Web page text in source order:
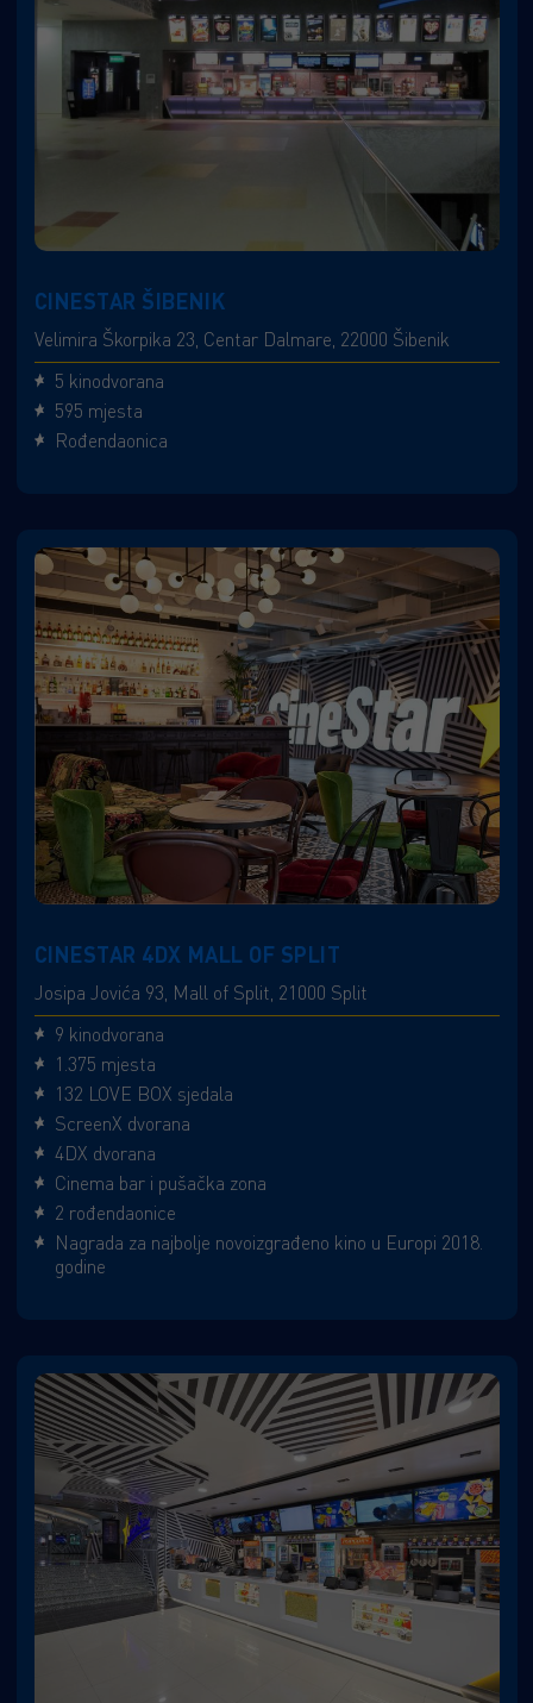
CINESTAR ŠIBENIK
Velimira Škorpika 23, Centar Dalmare, 22000 Šibenik
5 kinodvorana
595 mjesta
Rođendaonica
CINESTAR 4DX MALL OF SPLIT
Josipa Jovića 93, Mall of Split, 21000 Split
9 kinodvorana
1.375 mjesta
132 LOVE BOX sjedala
ScreenX dvorana
4DX dvorana
Cinema bar i pušačka zona
2 rođendaonice
Nagrada za najbolje novoizgrađeno kino u Europi 2018.
godine